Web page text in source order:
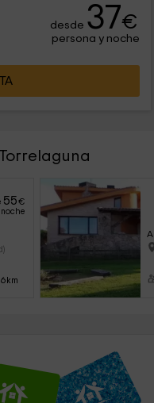
desde 37€
persona y noche
55€
noche
6km